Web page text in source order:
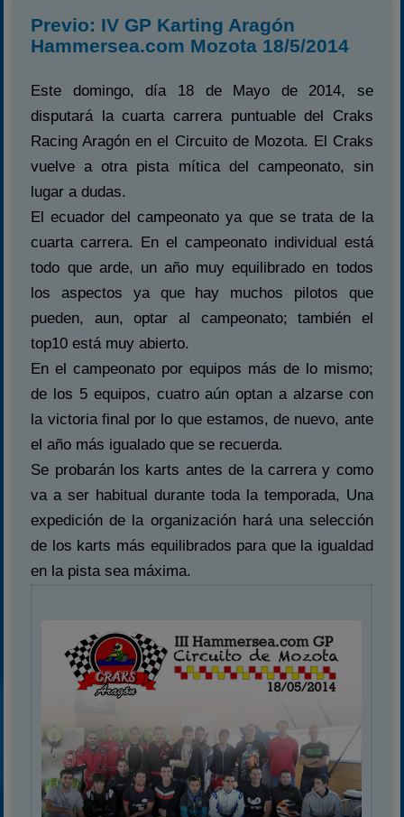
Previo: IV GP Karting Aragón
Hammersea.com Mozota 18/5/2014
Este domingo, día 18 de Mayo de 2014, se
disputará la cuarta carrera puntuable del Craks
Racing Aragón en el Circuito de Mozota. El Craks
vuelve a otra pista mítica del campeonato, sin
lugar a dudas.
El ecuador del campeonato ya que se trata de la
cuarta carrera. En el campeonato individual está
todo que arde, un año muy equilibrado en todos
los aspectos ya que hay muchos pilotos que
pueden, aun, optar al campeonato; también el
top10 está muy abierto.
En el campeonato por equipos más de lo mismo;
de los 5 equipos, cuatro aún optan a alzarse con
la victoria final por lo que estamos, de nuevo, ante
el año más igualado que se recuerda.
Se probarán los karts antes de la carrera y como
va a ser habitual durante toda la temporada, Una
expedición de la organización hará una selección
de los karts más equilibrados para que la igualdad
en la pista sea máxima.